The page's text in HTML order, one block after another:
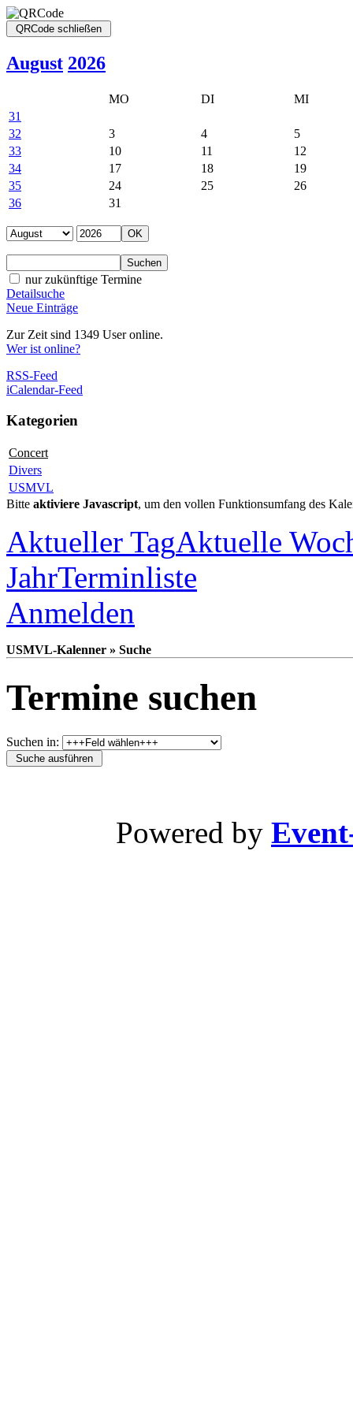
August 2026
MO DI
MI
31
32
3 4
5
33
10 11
12
34
17 18
19
35
24 25
26
36
31
nur zukünftige Termine
Detailsuche
Neue Einträge
Zur Zeit sind 1349 User online.
Wer ist online?
RSS-Feed
iCalendar-Feed
Kategorien
Concert
Divers
USMVL
Bitte aktiviere Javascript, um den vollen Funktionsumfang des
Aktueller TagAktuelle
JahrTerminliste
Anmelden
USMVL-Kalenner » Suche
Termine suchen
Suchen in:
Powered by